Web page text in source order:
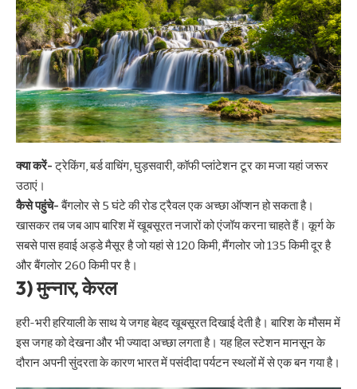
क्या करें-ट्रेकिंग, बर्ड वाचिंग, घुड़सवारी, कॉफी प्लांटेशन टूर का मजा यहां जरूर
उठाएं।
कैसे पहुंचे-बैंगलोर से 5 घंटे की रोड ट्रैवल एक अच्छा ऑप्शन हो सकता है।
खासकर तब जब आप बारिश में खूबसूरत नजारों को एंजॉय करना चाहते हैं। कूर्ग के
सबसे पास हवाई अड्डे मैसूर है जो यहां से 120 किमी, मैंगलोर जो 135 किमी दूर है
और बैंगलोर 260 किमी पर है।
3) मुन्नार, केरल
हरी-भरी हरियाली के साथ ये जगह बेहद खूबसूरत दिखाई देती है। बारिश के मौसम में
इस जगह को देखना और भी ज्यादा अच्छा लगता है। यह हिल स्टेशन मानसून के
दौरान अपनी सुंदरता के कारण भारत में पसंदीदा पर्यटन स्थलों में से एक बन गया है।